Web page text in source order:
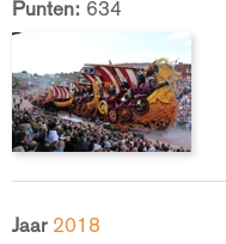
Punten: 634
Jaar 2018